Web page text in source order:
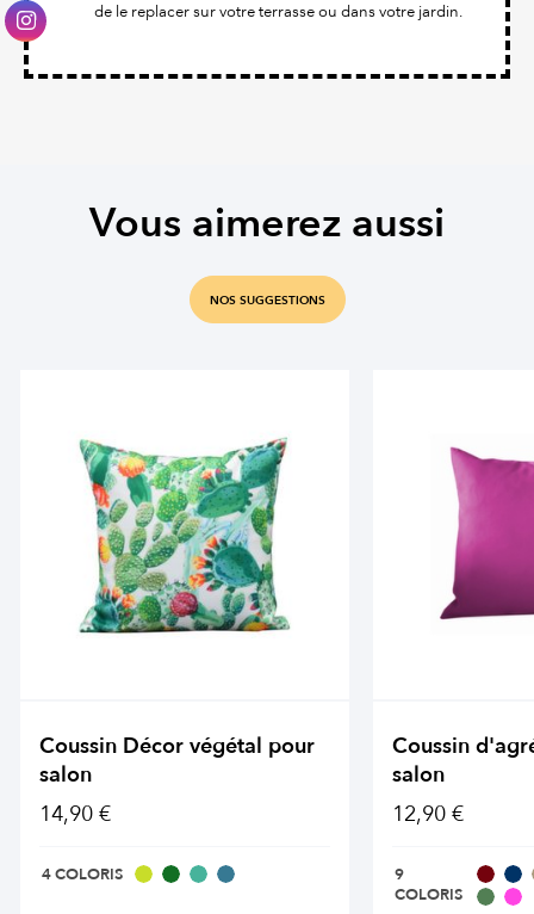
de le replacer sur votre terrasse ou dans votre jardin.
Vous aimerez aussi
NOS SUGGESTIONS
Coussin Décor végétal pour
salon
14,90 €
4 COLORIS
Coussin
salon
12,90 €
9
COLORIS